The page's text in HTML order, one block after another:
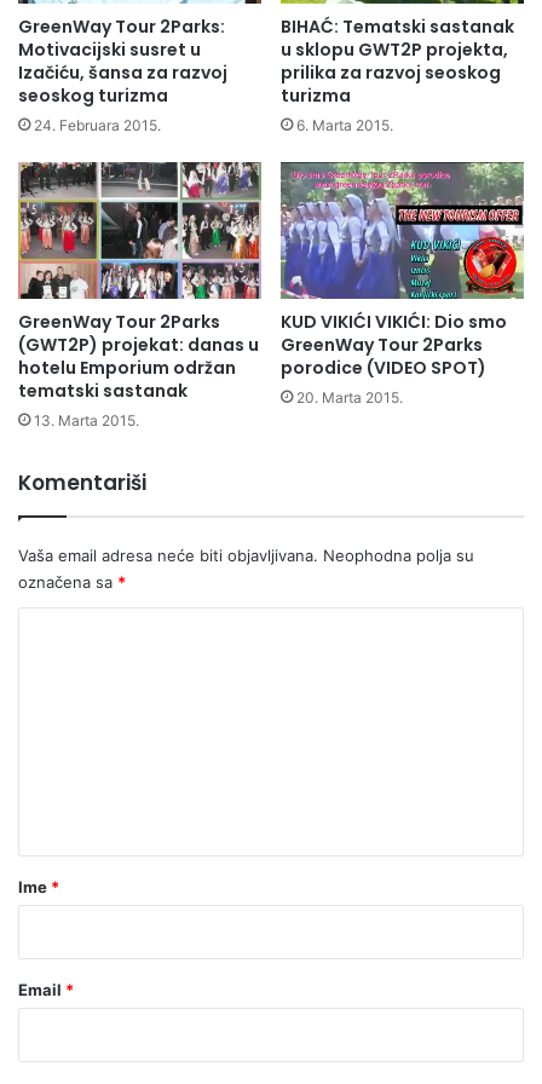
m
r
e
z
l
t
a
t
o
m
e
d
a
s
e
o
h
v
a
i
o
v
a
k
v
m
l
o
v
GreenWay Tour 2Parks:
Motivacijski susret u
Izačiću, šansa za razvoj
seoskog turizma
24. Februara 2015.
BIHAĆ: Tematski sastanak
u sklopu GWT2P projekta,
prilika za razvoj seoskog
turizma
6. Marta 2015.
GreenWay Tour 2Parks
(GWT2P) projekat: danas u
hotelu Emporium održan
tematski sastanak
13. Marta 2015.
KUD VIKIĆI VIKIĆI: Dio smo
GreenWay Tour 2Parks
porodice (VIDEO SPOT)
20. Marta 2015.
Komentariši
Vaša email adresa neće biti objavljivana. Neophodna polja su
označena sa *
rIme *
Email *